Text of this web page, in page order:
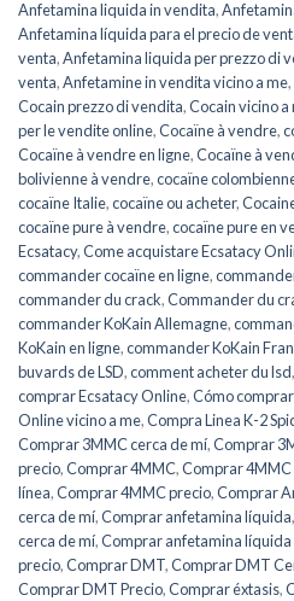
Anfetamina liquida in vendita,
Anfetamina líquida para el precio de
venta,Anfetamina liquida per prezzo di
venta,Anfetamine in vendita vicino a me,
Cocain prezzo di vendita,Cocain vicino a
per le vendite online,Cocaïne à vendre,
Cocaïne à vendre en ligne,Cocaïne à
bolivienne à vendre,cocaïne
cocaïne Italie,cocaïne ou acheter,
cocaïne pure à vendre,cocaïne pure en
Ecsatacy,Come acquistare Ecsatacy
commander cocaïne en ligne,
commander du crack,Commander du
commander KoKain Allemagne,
KoKain en ligne,commander KoKain
buvards de LSD,comment acheter du lsd,
comprar Ecsatacy Online,Cómo
Online vicino a me,Compra Linea K-2
Comprar 3MMC cerca de mí,Comprar
precio,Comprar 4MMC,Comprar 4MMC
línea,Comprar 4MMC precio,Comprar
cerca de mí,Comprar anfetamina líquida,
cerca de mí,Comprar anfetamina líquida
precio,Comprar DMT,Comprar DMT
Comprar DMT Precio,Comprar éxtasis,